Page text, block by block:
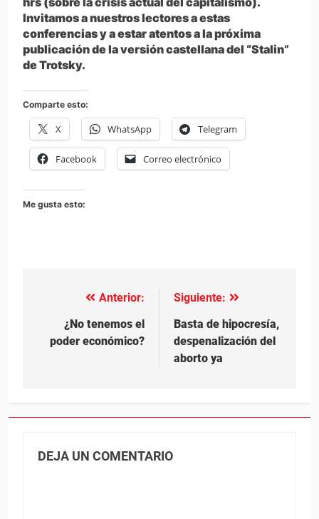
Invitamos a nuestros lectores a estas
conferencias y a estar atentos a la próxima
publicación de la versión castellana del “Stalin”
de Trotsky.
Comparte esto:
X WhatsApp Telegram
Facebook Correo electrónico
Me gusta esto:
Navegación
entradas
Anterior:
¿No tenemos el
poder económico?
Siguiente:
Basta de hipocresía,
despenalización del
aborto ya
DEJA UN COMENTARIO